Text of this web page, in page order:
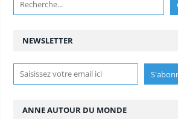
NEWSLETTER
ANNE AUTOUR DU MONDE